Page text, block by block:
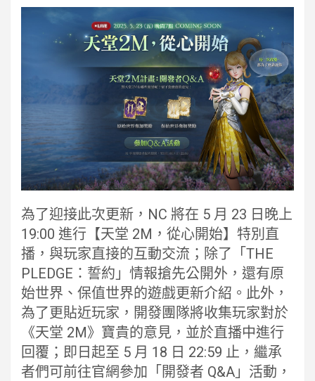
為了迎接此次更新，NC 將在 5 月 23 日晚上
19:00 進行【天堂 2M，從心開始】特別直
播，與玩家直接的互動交流；除了「THE
PLEDGE：誓約」情報搶先公開外，還有原
始世界、保值世界的遊戲更新介紹。此外，
為了更貼近玩家，開發團隊將收集玩家對於
《天堂 2M》寶貴的意見，並於直播中進行
回覆；即日起至 5 月 18 日 22:59 止，繼承
者們可前往官網參加「開發者 Q&A」活動，